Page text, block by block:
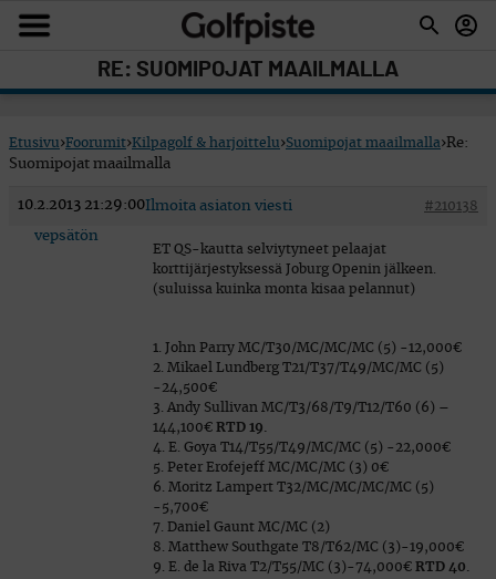
RE: SUOMIPOJAT MAAILMALLA
Etusivu›Foorumit›Kilpagolf & harjoittelu›Suomipojat maailmalla›Re:
Suomipojat maailmalla
10.2.2013 21:29:00 #210138
Ilmoita asiaton viesti
vepsätön
ET QS-kautta selviytyneet pelaajat
korttijärjestyksessä Joburg Openin jälkeen.
(suluissa kuinka monta kisaa pelannut)
1. John Parry MC/T30/MC/MC/MC (5) -12,000€
2. Mikael Lundberg T21/T37/T49/MC/MC (5)
-24,500€
3. Andy Sullivan MC/T3/68/T9/T12/T60 (6) –
144,100€ RTD 19.
4. E. Goya T14/T55/T49/MC/MC (5) -22,000€
5. Peter Erofejeff MC/MC/MC (3) 0€
6. Moritz Lampert T32/MC/MC/MC/MC (5)
-5,700€
7. Daniel Gaunt MC/MC (2)
8. Matthew Southgate T8/T62/MC (3)-19,000€
9. E. de la Riva T2/T55/MC (3)-74,000€ RTD 40.